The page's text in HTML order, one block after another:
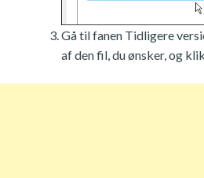
Gå til fanen Tidligere
af den fil, du ønsker, og